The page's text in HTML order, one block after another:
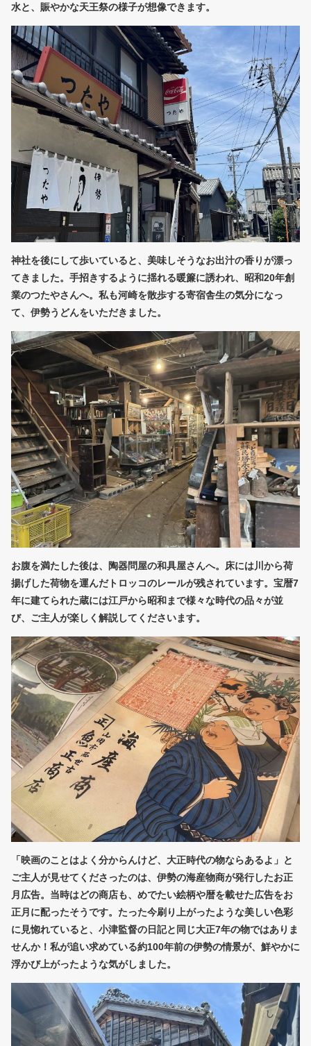
水と、賑やかな天王祭の様子が想像できます。
神社を後にして歩いていると、美味しそうなお出汁の香りが漂っ
てきました。手招きするように揺れる暖簾に誘われ、昭和20年創
業のつたやさんへ。私も河崎を散歩する寄宿舎生の気分になっ
て、伊勢うどんをいただきました。
お腹を満たした後は、陶器問屋の和具屋さんへ。床には川から荷
揚げした荷物を運んだトロッコのレールが残されています。宝暦7
年に建てられた蔵には江戸から昭和まで様々な時代の品々が並
び、ご主人が楽しく解説してくださいます。
「映画のことはよく分からんけど、大正時代の物ならあるよ」と
ご主人が見せてくださったのは、伊勢の海産物商が発行したお正
月広告。当時はどの商店も、めでたい絵柄や暦を載せた広告をお
正月に配ったそうです。たった今刷り上がったような美しい色彩
に見惚れていると、小津監督の日記と同じ大正7年の物ではありま
せんか！私が追い求めている約100年前の伊勢の情景が、鮮やかに
浮かび上がったような気がしました。